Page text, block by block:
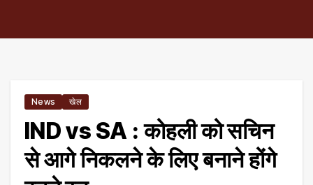
News खेल
IND vs SA : कोहली को सचिन
से आगे निकलने के लिए बनाने होंगे